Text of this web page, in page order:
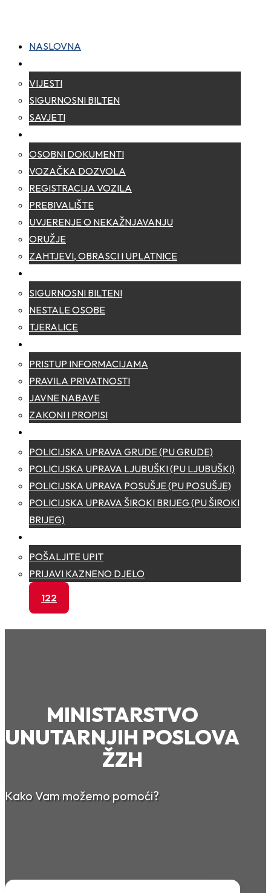
NASLOVNA
VIJESTI
SIGURNOSNI BILTEN
SAVJETI
OSOBNI DOKUMENTI
VOZAČKA DOZVOLA
REGISTRACIJA VOZILA
PREBIVALIŠTE
UVJERENJE O NEKAŽNJAVANJU
ORUŽJE
ZAHTJEVI, OBRASCI I UPLATNICE
SIGURNOSNI BILTENI
NESTALE OSOBE
TJERALICE
PRISTUP INFORMACIJAMA
PRAVILA PRIVATNOSTI
JAVNE NABAVE
ZAKONI I PROPISI
POLICIJSKA UPRAVA GRUDE (PU GRUDE)
POLICIJSKA UPRAVA LJUBUŠKI (PU LJUBUŠKI)
POLICIJSKA UPRAVA POSUŠJE (PU POSUŠJE)
POLICIJSKA UPRAVA ŠIROKI BRIJEG (PU ŠIROKI
BRIJEG)
POŠALJITE UPIT
PRIJAVI KAZNENO DJELO
122
MINISTARSTVO
UNUTARNJIH POSLOVA
ŽZH
Kako Vam možemo pomoći?